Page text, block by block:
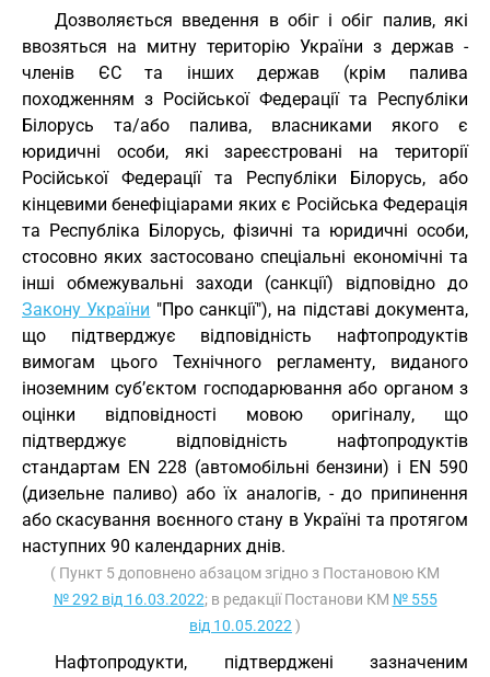
Дозволяється введення в обіг і обіг палив, які
ввозяться на митну територію України з держав -
членів ЄС та інших держав (крім палива
походженням з Російської Федерації та Республіки
Білорусь та/або палива, власниками якого є
юридичні особи, які зареєстровані на території
Російської Федерації та Республіки Білорусь, або
кінцевими бенефіціарами яких є Російська Федерація
та Республіка Білорусь, фізичні та юридичні особи,
стосовно яких застосовано спеціальні економічні та
інші обмежувальні заходи (санкції) відповідно до
Закону України "Про санкції"), на підставі документа,
що підтверджує відповідність нафтопродуктів
вимогам цього Технічного регламенту, виданого
іноземним суб’єктом господарювання або органом з
оцінки відповідності мовою оригіналу, що
підтверджує відповідність нафтопродуктів
стандартам EN 228 (автомобільні бензини) і EN 590
(дизельне паливо) або їх аналогів, - до припинення
або скасування воєнного стану в Україні та протягом
наступних 90 календарних днів.
( Пункт 5 доповнено абзацом згідно з Постановою КМ
№ 292 від 16.03.2022; в редакції Постанови КМ № 555
від 10.05.2022 )
Нафтопродукти, підтверджені зазначеним